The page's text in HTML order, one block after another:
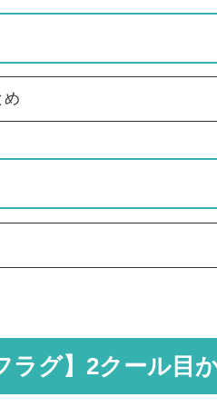
bTQvqhZYJ6
め
ラグ】2クール目